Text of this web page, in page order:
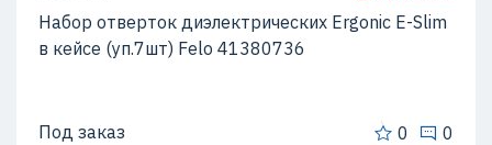
Набор отверток диэлектрических Ergonic E-Slim
в кейсе (уп.7шт) Felo 41380736
Под заказ 0 0